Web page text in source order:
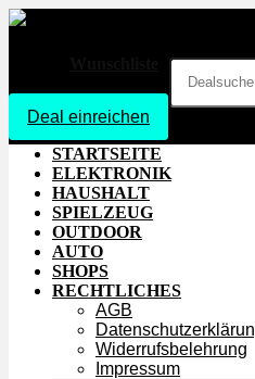
Deal einreichen
STARTSEITE
ELEKTRONIK
HAUSHALT
SPIELZEUG
OUTDOOR
AUTO
SHOPS
RECHTLICHES
AGB
Widerrufsbelehrung
Impressum